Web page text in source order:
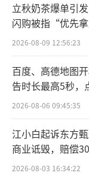
会缩减至1000
理想这轮
初到 3 月，
去年被评为
及。“在一
单个团队人
人士称，“不
其中，
立秋奶茶爆单引
闪购被指“优先
贵的拿”
2026-08-09 12:56:23
百度、高德地图
告时长最高5秒，
2026-08-06 09:45:35
江小白起诉东方
商业诋毁，赔偿
2026-08-03 16:34:22